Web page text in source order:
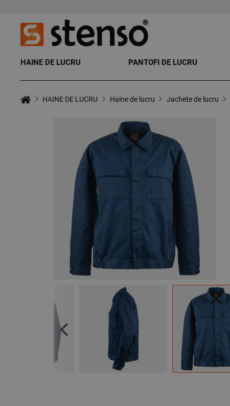
HAINE DE LUCRU PANTOFI DE LUCRU
HAINE DE LUCRU Haine de lucru Jachete de lucru
Previous